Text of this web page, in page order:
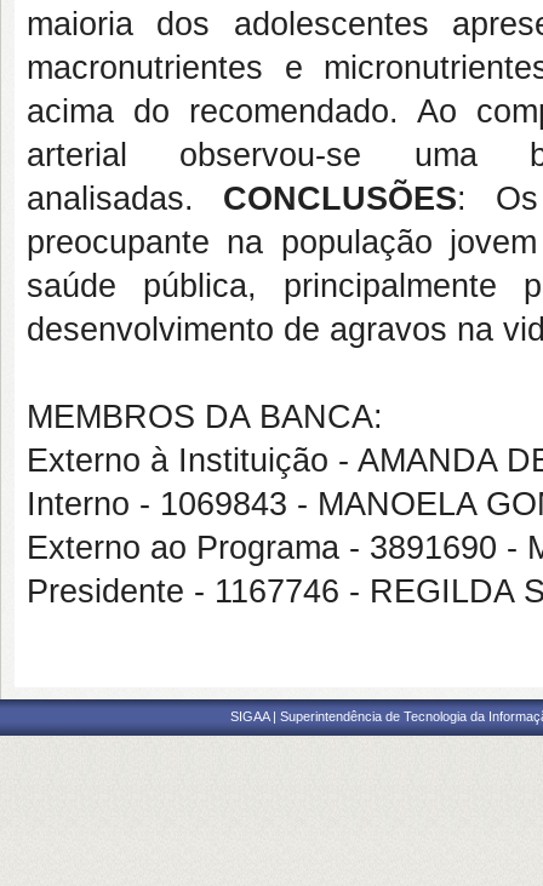
maioria dos adolescentes
macronutrientes e
acima do recomendado. Ao
arterial observou-se uma
analisadas. CONCLUSÕES: Os
preocupante na população
saúde pública,
desenvolvimento de agravos na
MEMBROS DA BANCA:
Externo à Instituição - AMANDA
Interno - 1069843 - MANOELA
Externo ao Programa - 3891690 -
Presidente - 1167746 - REGILDA
SIGAA | Superintendência de Tecnologia da